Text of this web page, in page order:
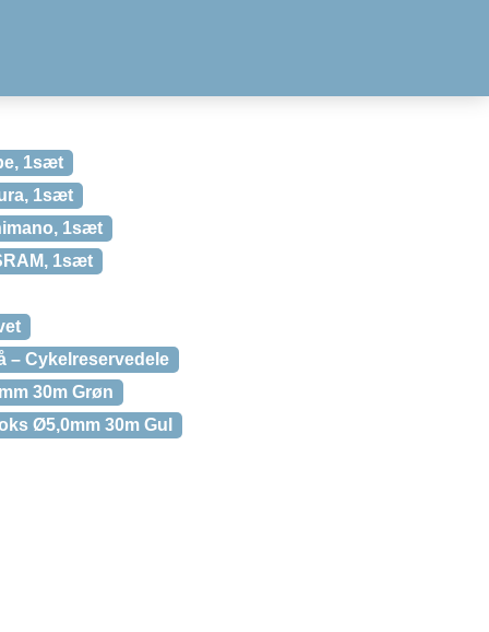
1sæt
1sæt
1sæt
1sæt
– Cykelreservedele
30m Grøn
Ø5,0mm 30m Gul